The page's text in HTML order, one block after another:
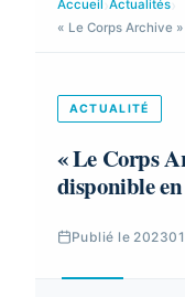
Accueil Actualités›
« Le Corps Archive
ACTUALITÉ
« Le Corps
disponible
Publié le